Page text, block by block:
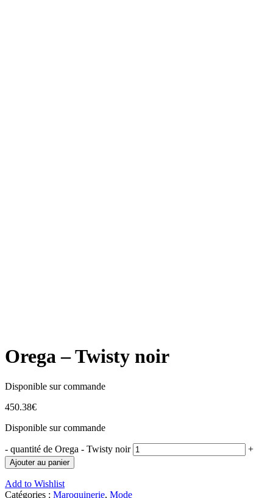
Orega – Twisty noir
Disponible sur commande
450.38€
Disponible sur commande
- quantité de Orega - Twisty noir +
Ajouter au panier
Add to Wishlist
Catégories : Maroquinerie, Mode